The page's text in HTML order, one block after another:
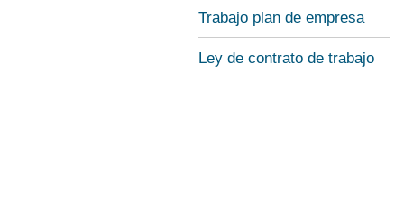
Trabajo plan de empresa
Ley de contrato de trabajo